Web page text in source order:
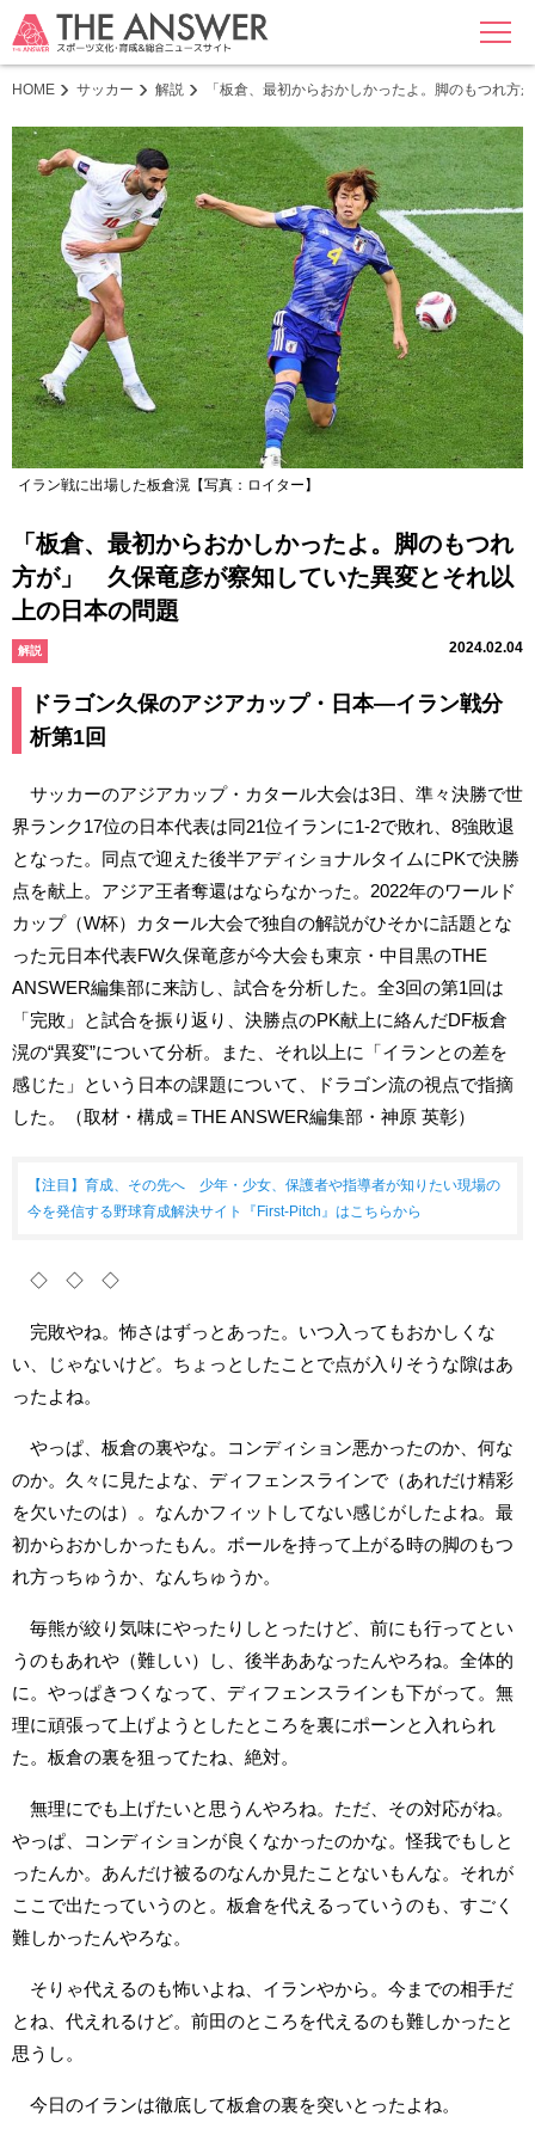
MENU
HOME サッカー 解説 「板倉、最初からおかしかったよ。脚のもつれ
イラン戦に出場した板倉滉【写真：ロイター】
「板倉、最初からおかしかったよ。脚のもつれ
方が」 久保竜彦が察知していた異変とそれ以
上の日本の問題
解説 2024.02.04
ドラゴン久保のアジアカップ・日本―イラン戦分
析第1回
サッカーのアジアカップ・カタール大会は3日、準々決勝で世
界ランク17位の日本代表は同21位イランに1-2で敗れ、8強敗退
となった。同点で迎えた後半アディショナルタイムにPKで決勝
点を献上。アジア王者奪還はならなかった。2022年のワールド
カップ（W杯）カタール大会で独自の解説がひそかに話題とな
った元日本代表FW久保竜彦が今大会も東京・中目黒のTHE
ANSWER編集部に来訪し、試合を分析した。全3回の第1回は
「完敗」と試合を振り返り、決勝点のPK献上に絡んだDF板倉
滉の“異変”について分析。また、それ以上に「イランとの差を
感じた」という日本の課題について、ドラゴン流の視点で指摘
した。（取材・構成＝THE ANSWER編集部・神原 英彰）
【注目】育成、その先へ 少年・少女、保護者や指導者が知りたい現場の
今を発信する野球育成解決サイト『First-Pitch』はこちらから
◇ ◇ ◇
完敗やね。怖さはずっとあった。いつ入ってもおかしくな
い、じゃないけど。ちょっとしたことで点が入りそうな隙はあ
ったよね。
やっぱ、板倉の裏やな。コンディション悪かったのか、何な
のか。久々に見たよな、ディフェンスラインで（あれだけ精彩
を欠いたのは）。なんかフィットしてない感じがしたよね。最
初からおかしかったもん。ボールを持って上がる時の脚のもつ
れ方っちゅうか、なんちゅうか。
毎熊が絞り気味にやったりしとったけど、前にも行ってとい
うのもあれや（難しい）し、後半ああなったんやろね。全体的
に。やっぱきつくなって、ディフェンスラインも下がって。無
理に頑張って上げようとしたところを裏にポーンと入れられ
た。板倉の裏を狙ってたね、絶対。
無理にでも上げたいと思うんやろね。ただ、その対応がね。
やっぱ、コンディションが良くなかったのかな。怪我でもしと
ったんか。あんだけ被るのなんか見たことないもんな。それが
ここで出たっていうのと。板倉を代えるっていうのも、すごく
難しかったんやろな。
そりゃ代えるのも怖いよね、イランやから。今までの相手だ
とね、代えれるけど。前田のところを代えるのも難しかったと
思うし。
今日のイランは徹底して板倉の裏を突いとったよね。